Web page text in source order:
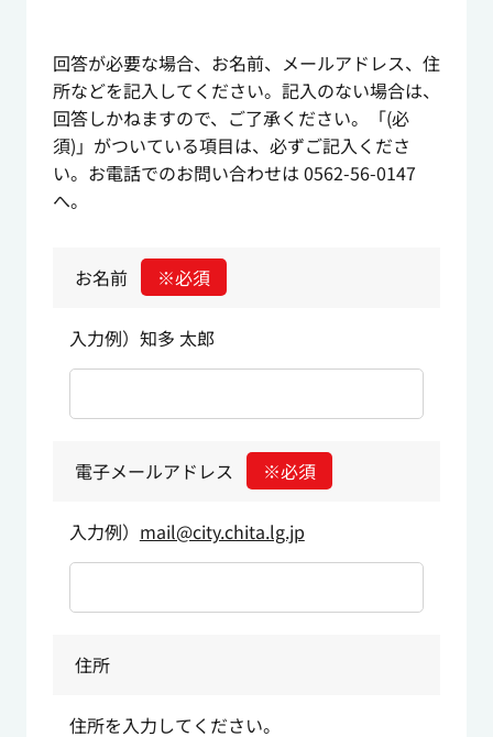
回答が必要な場合、お名前、メールアドレス、住
所などを記入してください。記入のない場合は、
回答しかねますので、ご了承ください。「(必
須)」がついている項目は、必ずご記入くださ
い。お電話でのお問い合わせは 0562-56-0147
へ。
お名前 ※必須
入力例）知多 太郎
電子メールアドレス ※必須
入力例） mail@city.chita.lg.jp
住所
住所を入力してください。